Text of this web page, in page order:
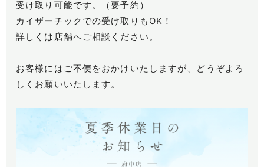
受け取り可能です。（要予約）
カイザーチックでの受け取りもOK！
詳しくは店舗へご相談ください。
お客様にはご不便をおかけいたしますが、どうぞよろ
しくお願いいたします。